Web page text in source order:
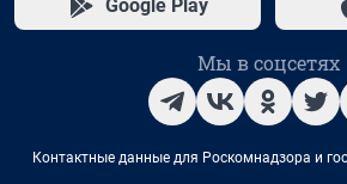
Google Play
Мы в соцсетях
Контактные данные для Роскомнадзора и